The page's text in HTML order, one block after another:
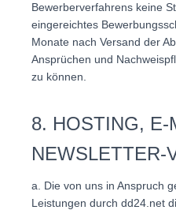
Bewerberverfahrens keine
eingereichtes
Monate nach Versand der
Ansprüchen und
zu können.
8. HOSTING, E-
NEWSLETTER-
a. Die von uns in Anspruch
Leistungen durch dd24.net